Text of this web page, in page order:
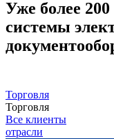
Уже более
системы
Торговля
Торговля
Все клиенты
отрасли